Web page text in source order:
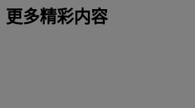
更多精彩内容